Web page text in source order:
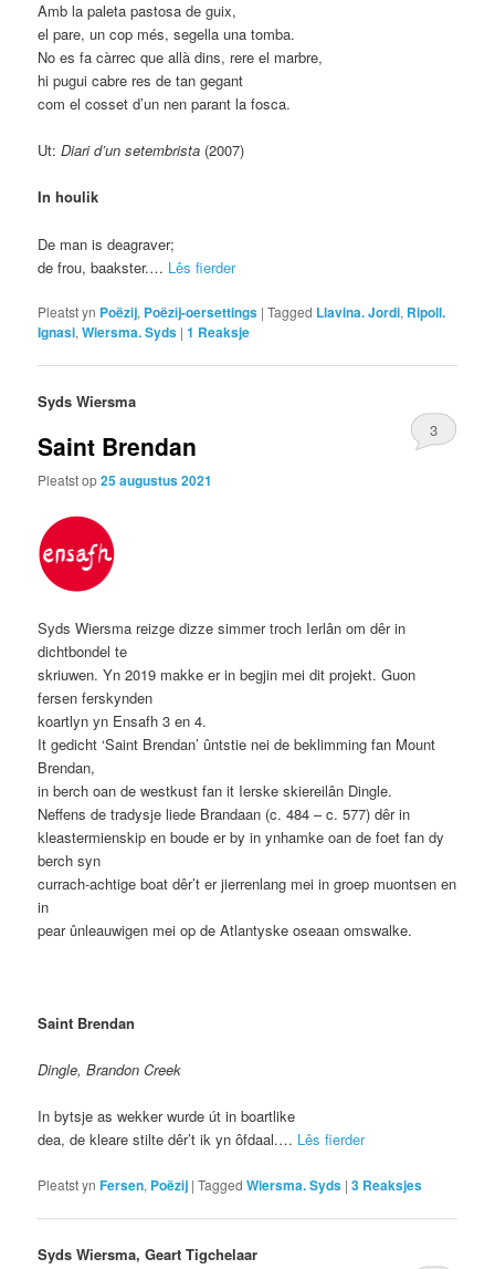
Amb la paleta pastosa de guix,
el pare, un cop més, segella una tomba.
No es fa càrrec que allà dins, rere el marbre,
hi pugui cabre res de tan gegant
com el cosset d’un nen parant la fosca.
Ut:Diari d’un setembrista (2007)
In houlik
De man is deagraver;
de frou, baakster.… Lês fierder
Pleatst yn Poëzij, Poëzij-oersettings |Tagged Llavina. Jordi, Ripoll.
Ignasi,Wiersma. Syds |1 Reaksje
Syds Wiersma
Saint Brendan
Pleatst op25 augustus 2021
3
Syds Wiersma reizge dizze simmer troch Ierlân om dêr in
dichtbondel te
skriuwen. Yn 2019 makke er in begjin mei dit projekt. Guon
fersen ferskynden
koartlyn yn Ensafh 3 en 4.
It gedicht ‘Saint Brendan’ ûntstie nei de beklimming fan Mount
Brendan,
in berch oan de westkust fan it Ierske skiereilân Dingle.
Neffens de tradysje liede Brandaan (c. 484 – c. 577) dêr in
kleastermienskip en boude er by in ynhamke oan de foet fan dy
berch syn
currach-achtige boat dêr’t er jierrenlang mei in groep muontsen en
in
pear ûnleauwigen mei op de Atlantyske oseaan omswalke.
Saint Brendan
Dingle, Brandon Creek
In bytsje as wekker wurde út in boartlike
dea, de kleare stilte dêr’t ik yn ôfdaal.… Lês fierder
Pleatst yn Fersen, Poëzij |Tagged Wiersma. Syds |3 Reaksjes
Syds Wiersma, Geart Tigchelaar